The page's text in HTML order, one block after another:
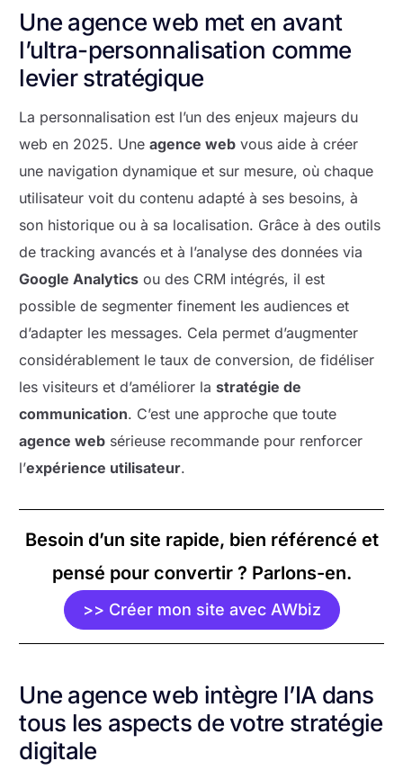
Une agence web met en avant
l’ultra-personnalisation comme
levier stratégique
La personnalisation est l’un des enjeux majeurs du
web en 2025. Uneagence web vous aide à créer
une navigation dynamique et sur mesure, où chaque
utilisateur voit du contenu adapté à ses besoins, à
son historique ou à sa localisation. Grâce à des outils
de tracking avancés et à l’analyse des données via
Google Analytics ou des CRM intégrés, il est
possible de segmenter finement les audiences et
d’adapter les messages. Cela permet d’augmenter
considérablement le taux de conversion, de fidéliser
les visiteurs et d’améliorer lastratégie de
communication. C’est une approche que toute
agence web sérieuse recommande pour renforcer
l’expérience utilisateur.
Besoin d’un site rapide, bien référencé et
pensé pour convertir ? Parlons-en.
>> Créer mon site avec AWbiz
Une agence web intègre l’IA dans
tous les aspects de votre stratégie
digitale